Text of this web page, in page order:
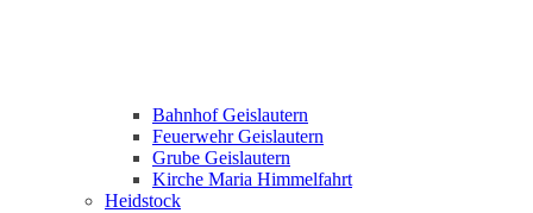
Bahnhof Geislautern
Feuerwehr Geislautern
Grube Geislautern
Kirche Maria Himmelfahrt
Heidstock